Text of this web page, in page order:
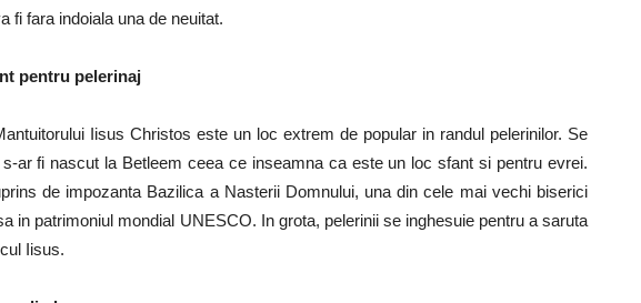
fi fara indoiala una de neuitat.
pentru pelerinaj
Iisus Christos este un loc extrem de popular in randul pelerinilor. Se
ar fi nascut la Betleem ceea ce inseamna ca este un loc sfant si pentru evrei.
de impozanta Bazilica a Nasterii Domnului, una din cele mai vechi biserici
in patrimoniul mondial UNESCO. In grota, pelerinii se inghesuie pentru a saruta
Iisus.